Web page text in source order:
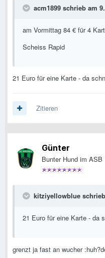
acm1899 schrieb am
am Vormittag 84 € für 4
Scheiss Rapid
21 Euro für eine Karte - da
Zitieren
Günter
Bunter Hund im ASB
kitziyellowblue
21 Euro für eine Karte - da
grenzt ja fast an wucher